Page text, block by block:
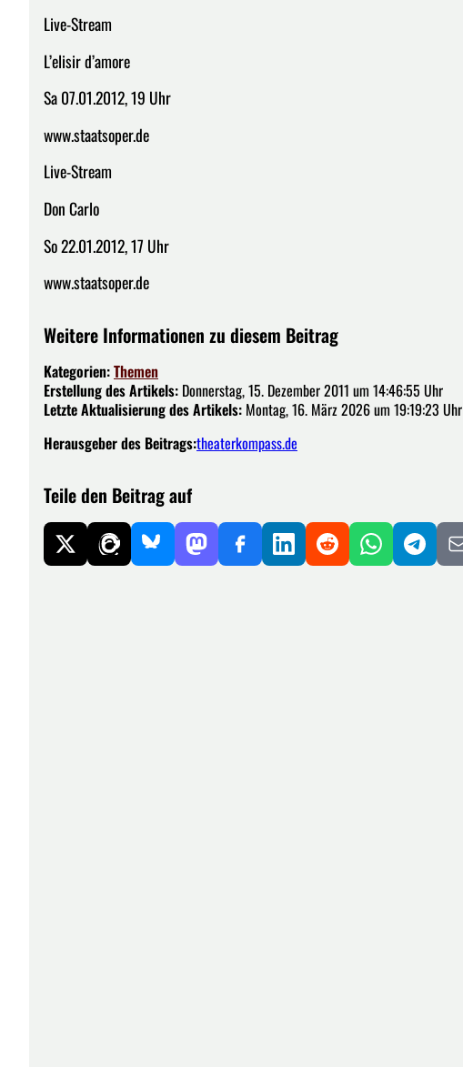
Live-Stream
L’elisir d’amore
Sa 07.01.2012, 19 Uhr
www.staatsoper.de
Live-Stream
Don Carlo
So 22.01.2012, 17 Uhr
www.staatsoper.de
Weitere Informationen zu diesem Beitrag
Kategorien:Themen
Erstellung des Artikels: Donnerstag, 15. Dezember 2011 um 14:46:55 Uhr
Letzte Aktualisierung des Artikels: Montag, 16. März 2026 um 19:19:23 Uhr
Herausgeber des Beitrags:theaterkompass.de
Teile den Beitrag auf